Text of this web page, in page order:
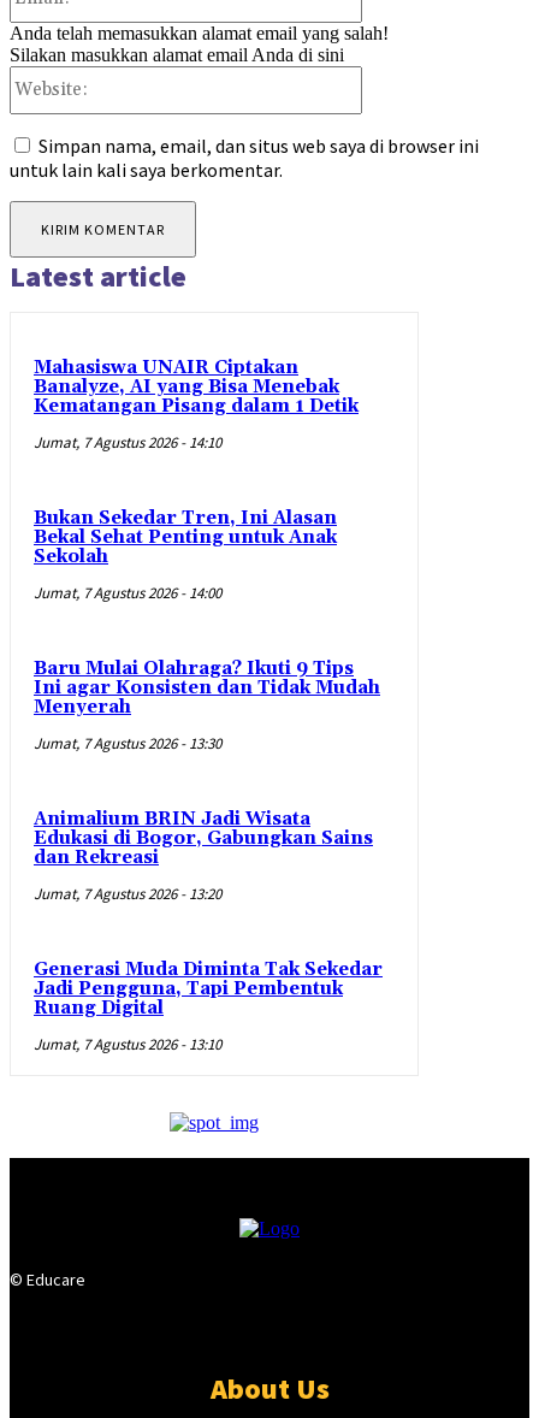
Anda telah memasukkan alamat email yang salah!
Silakan masukkan alamat email Anda di sini
Simpan nama, email, dan situs web saya di browser ini
untuk lain kali saya berkomentar.
Latest article
Mahasiswa UNAIR Ciptakan
Banalyze, AI yang Bisa Menebak
Kematangan Pisang dalam 1 Detik
Jumat, 7 Agustus 2026 - 14:10
Bukan Sekedar Tren, Ini Alasan
Bekal Sehat Penting untuk Anak
Sekolah
Jumat, 7 Agustus 2026 - 14:00
Baru Mulai Olahraga? Ikuti 9 Tips
Ini agar Konsisten dan Tidak Mudah
Menyerah
Jumat, 7 Agustus 2026 - 13:30
Animalium BRIN Jadi Wisata
Edukasi di Bogor, Gabungkan Sains
dan Rekreasi
Jumat, 7 Agustus 2026 - 13:20
Generasi Muda Diminta Tak Sekedar
Jadi Pengguna, Tapi Pembentuk
Ruang Digital
Jumat, 7 Agustus 2026 - 13:10
© Educare
About Us